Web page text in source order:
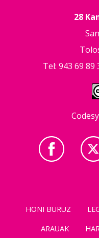
28
Tel: 943 69 89
HONI BURUZ
ARAUAK